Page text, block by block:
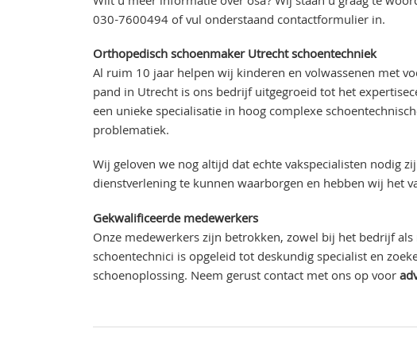
030-7600494of vul onderstaand contactformulier in.
Orthopedisch schoenmaker Utrecht schoentechniek
Al ruim 10 jaar helpen wij kinderen en volwassenen met
pand in Utrecht is ons bedrijf uitgegroeid tot het
een unieke specialisatie in hoog complexe
problematiek.
Wij geloven we nog altijd dat echte vakspecialisten nodig
dienstverlening te kunnen waarborgen en hebben wij het
Gekwalificeerde medewerkers
Onze medewerkers zijn betrokken, zowel bij het bedrijf
schoentechnici is opgeleid tot deskundig specialist en
schoenoplossing. Neem gerust contact met ons op voor